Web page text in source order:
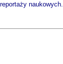
naukowych.